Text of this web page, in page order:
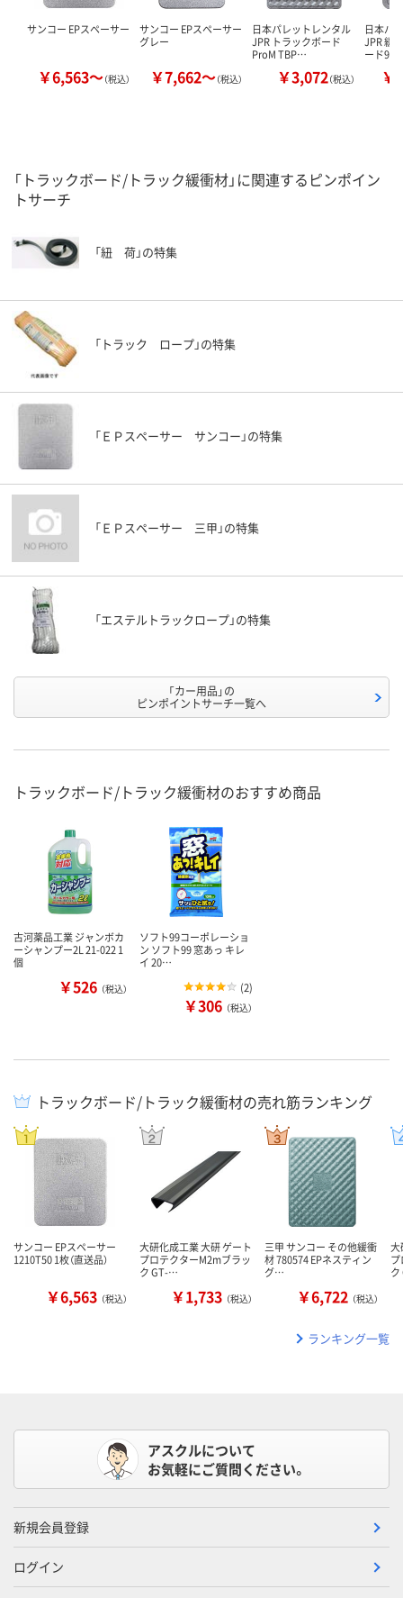
サンコー EPスペーサー
￥6,563～（税込）
サンコー EPスペーサー
グレー
￥7,662～（税込）
日本パレットレンタル
JPR トラックボード
ProM TBP…
￥3,072（税込）
日本パ
JPR 緩
ード9(
￥
「トラックボード/トラック緩衝材」に関連するピンポイン
トサーチ
「紐 荷」の特集
「トラック ロープ」の特集
「ＥＰスペーサー サンコー」の特集
「ＥＰスペーサー 三甲」の特集
「エステルトラックロープ」の特集
「カー用品」の
ピンポイントサーチ一覧へ
トラックボード/トラック緩衝材のおすすめ商品
古河薬品工業 ジャンボカ
ーシャンプー2L 21-022 1
個
￥526 （税込）
ソフト99コーポレーショ
ン ソフト99 窓あっ キレ
イ 20…
(2)
￥306 （税込）
トラックボード/トラック緩衝材の売れ筋ランキング
サンコー EPスペーサー
1210T50 1枚（直送品）
￥6,563 （税込）
大研化成工業 大研 ゲート
プロテクターM2mブラッ
ク GT-…
￥1,733 （税込）
三甲 サンコー その他緩衝
材 780574 EPネスティン
グ…
￥6,722 （税込）
大
ランキング一覧
アスクルについて
お気軽にご質問ください。
新規会員登録
ログイン